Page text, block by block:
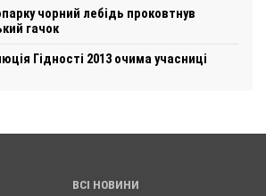
чорний лебідь проковтнув
гачок
Гідності 2013 очима учасниці
ВСІ НОВИНИ